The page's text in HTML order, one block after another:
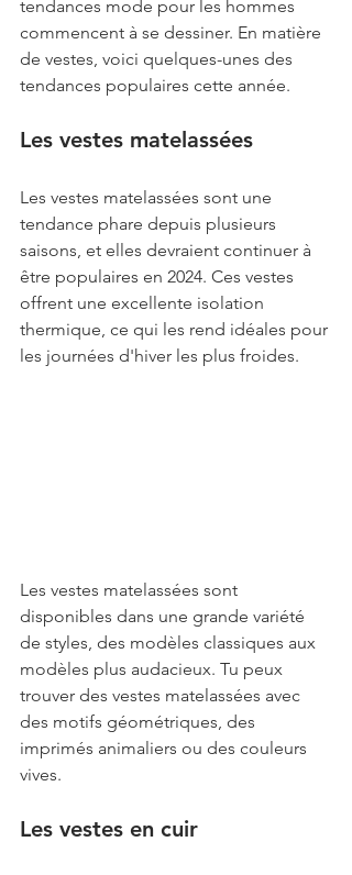
tendances mode pour les hommes
commencent à se dessiner. En matière
de vestes, voici quelques-unes des
tendances populaires cette année.
Les vestes matelassées
Les vestes matelassées sont une
tendance phare depuis plusieurs
saisons, et elles devraient continuer à
être populaires en 2024. Ces vestes
offrent une excellente isolation
thermique, ce qui les rend idéales pour
les journées d'hiver les plus froides.
Les vestes matelassées sont
disponibles dans une grande variété
de styles, des modèles classiques aux
modèles plus audacieux. Tu peux
trouver des vestes matelassées avec
des motifs géométriques, des
imprimés animaliers ou des couleurs
vives.
Les vestes en cuir